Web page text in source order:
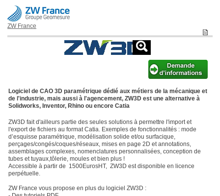
ZW France
Logiciel de CAO 3D paramétrique dédié aux métiers de la mécanique et
de l'industrie, mais aussi à l'agencement, ZW3D est une alternative à
Solidworks, Inventor, Rhino ou encore Catia
ZW3D fait d'ailleurs partie des seules solutions à permettre l'import et
l'export de fichiers au format Catia. Exemples de fonctionnalités : mode
d’esquisse paramétrique, modélisation solide et/ou surfacique,
perçages/congés/coques/réseaux, mises en page 2D et annotations,
assemblages complexes, nomenclatures personnalisées, conception de
tubes et tuyaux,tôlerie, moules et bien plus !
Accessible à partir de 1500EurosHT, ZW3D est disponible en licence
perpétuelle.
ZW France vous propose en plus du logiciel ZW3D :